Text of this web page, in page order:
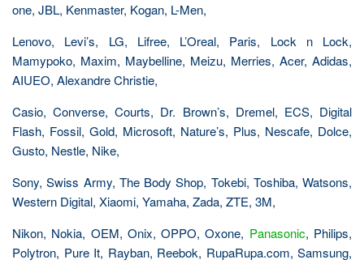
one, JBL, Kenmaster, Kogan, L-Men,
Lenovo, Levi’s, LG, Lifree, L’Oreal, Paris, Lock n Lock,
Mamypoko, Maxim, Maybelline, Meizu, Merries, Acer, Adidas,
AIUEO, Alexandre Christie,
Casio, Converse, Courts, Dr. Brown’s, Dremel, ECS, Digital
Flash, Fossil, Gold, Microsoft, Nature’s, Plus, Nescafe, Dolce,
Gusto, Nestle, Nike,
Sony, Swiss Army, The Body Shop, Tokebi, Toshiba, Watsons,
Western Digital, Xiaomi, Yamaha, Zada, ZTE, 3M,
Nikon, Nokia, OEM, Onix, OPPO, Oxone, Panasonic, Philips,
Polytron, Pure It, Rayban, Reebok, RupaRupa.com, Samsung,